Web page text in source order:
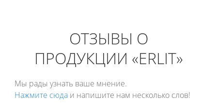
ОТЗЫВЫ О
ПРОДУКЦИИ «ERLIT»
Мы рады узнать ваше мнение.
Нажмите сюда и напишите нам несколько слов!